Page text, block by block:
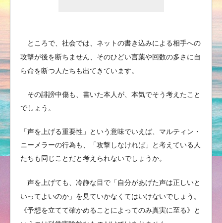
ところで、社会では、ネットの書き込みによる相手への
攻撃が後を断ちません、そのひどい言葉や回数の多さに自
ら命を断つ人たちも出てきています。
その誹謗中傷も、書いた本人が、本気でそう考えたこと
でしょう。
「声を上げる重要性」という意味でいえば、マルティン・
ニーメラーの行為も、「攻撃しなければ」と考えている人
たちも同じことだと考えられないでしょうか。
声を上げても、冷静な目で「自分があげた声は正しいと
いってよいのか」を見ていかなくてはいけないでしょう。
《予想を立てて確かめることによってのみ真実に至る》と